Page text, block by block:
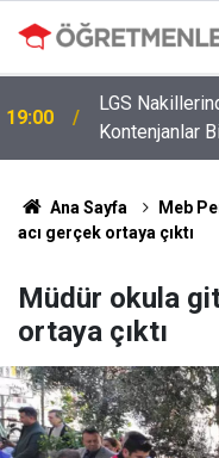
19:00
LGS
Kontenjanlar
Ana Sayfa Meb
acı gerçek ortaya çıktı
Müdür okula
ortaya çıktı